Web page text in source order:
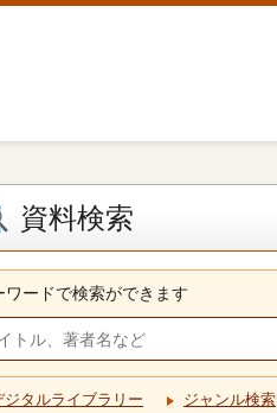
資料検索
ワードで検索ができます
ジタルライブラリー ジャンル検索